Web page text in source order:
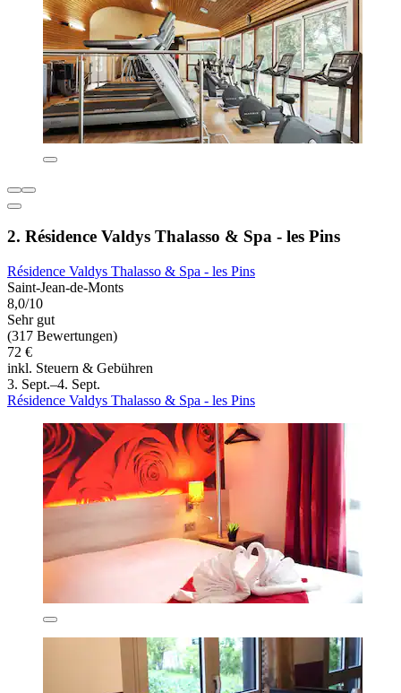
2. Résidence Valdys Thalasso & Spa - les Pins
Résidence Valdys Thalasso & Spa - les Pins
Saint-Jean-de-Monts
8,0/10
Sehr gut
(317 Bewertungen)
72 €
inkl. Steuern & Gebühren
3. Sept.–4. Sept.
Résidence Valdys Thalasso & Spa - les Pins